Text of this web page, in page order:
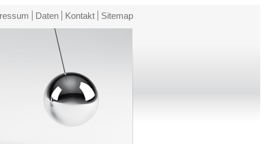
Daten Kontakt Sitemap